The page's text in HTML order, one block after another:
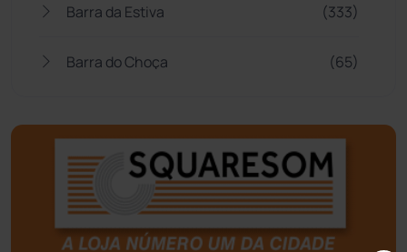
Barra da Estiva (333)
Barra do Choça (65)
Bom Jesus da Lapa (505)
Boquira (152)